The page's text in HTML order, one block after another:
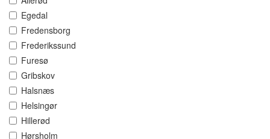
Egedal
Fredensborg
Frederikssund
Furesø
Gribskov
Halsnæs
Helsingør
Hillerød
Hørsholm